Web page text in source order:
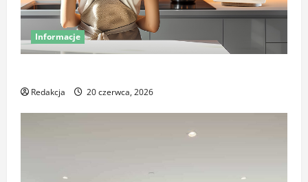
Informacje
Redakcja 20 czerwca, 2026